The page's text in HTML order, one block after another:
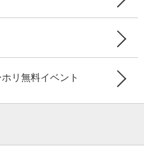
リ無料イベント